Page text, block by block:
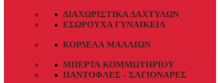
ΔΙΑΧΩΡΙΣΤΙΚΆ ΔΑΧΤΎΛΩΝ
ΕΣΏΡΟΥΧΑ ΓΥΝΑΙΚΕΊΑ
ΚΟΡΔΈΛΑ ΜΑΛΛΙΏΝ
ΜΠΈΡΤΑ ΚΟΜΜΩΤΗΡΊΟΥ
ΠΑΝΤΌΦΛΕΣ - ΣΑΓΙΟΝΆΡΕΣ